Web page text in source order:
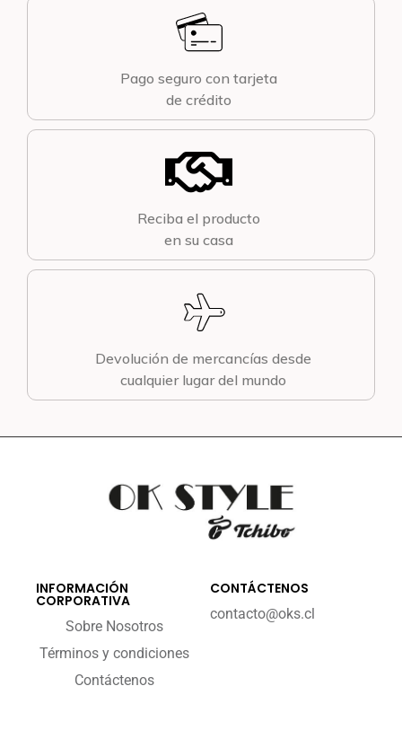
Pago seguro con tarjeta
de crédito
Reciba el producto
en su casa
Devolución de mercancías desde
cualquier lugar del mundo
INFORMACIÓN
CORPORATIVA
Sobre Nosotros
Términos y condiciones
Contáctenos
CONTÁCTENOS
contacto@oks.cl